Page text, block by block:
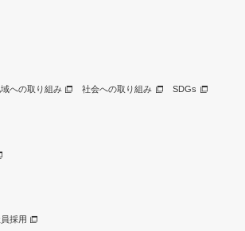
への取り組み 社会への取り組み SDGs
採用